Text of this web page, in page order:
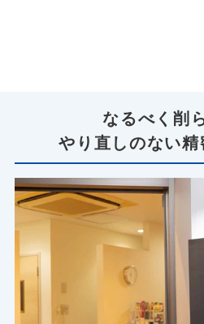
なるべく削
やり直しのない